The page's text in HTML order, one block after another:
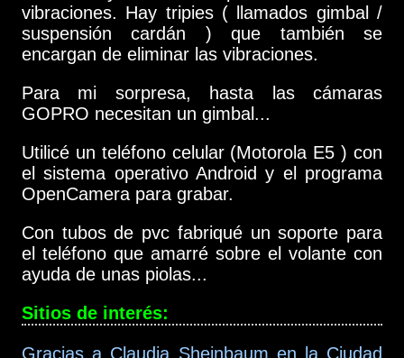
vibraciones. Hay tripies ( llamados gimbal /
suspensión cardán ) que también se
encargan de eliminar las vibraciones.
Para mi sorpresa, hasta las cámaras
GOPRO necesitan un gimbal...
Utilicé un teléfono celular (Motorola E5 ) con
el sistema operativo Android y el programa
OpenCamera para grabar.
Con tubos de pvc fabriqué un soporte para
el teléfono que amarré sobre el volante con
ayuda de unas piolas...
Sitios de interés:
Gracias a Claudia Sheinbaum en la Ciudad